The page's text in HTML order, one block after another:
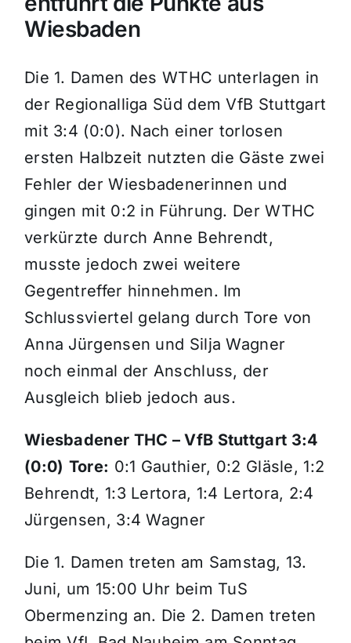
Wiesbaden
Die 1. Damen des WTHC unterlagen in
der Regionalliga Süd dem VfB Stuttgart
mit 3:4 (0:0). Nach einer torlosen
ersten Halbzeit nutzten die Gäste zwei
Fehler der Wiesbadenerinnen und
gingen mit 0:2 in Führung. Der WTHC
verkürzte durch Anne Behrendt,
musste jedoch zwei weitere
Gegentreffer hinnehmen. Im
Schlussviertel gelang durch Tore von
Anna Jürgensen und Silja Wagner
noch einmal der Anschluss, der
Ausgleich blieb jedoch aus.
Wiesbadener THC – VfB Stuttgart 3:4
(0:0) Tore: 0:1 Gauthier, 0:2 Gläsle, 1:2
Behrendt, 1:3 Lertora, 1:4 Lertora, 2:4
Jürgensen, 3:4 Wagner
Die 1. Damen treten am Samstag, 13.
Juni, um 15:00 Uhr beim TuS
Obermenzing an. Die 2. Damen treten